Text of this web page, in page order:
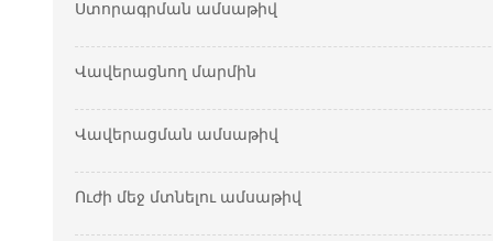
Ստորագրման ամսաթիվ
Վավերացնող մարմին
Վավերացման ամսաթիվ
Ուժի մեջ մտնելու ամսաթիվ